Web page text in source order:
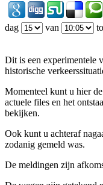
dag van
Dit is een experimentele
historische
Momenteel kunt u hier
actuele files en het
bekijken.
Ook kunt u achteraf
zodanig gemeld was.
De meldingen zijn